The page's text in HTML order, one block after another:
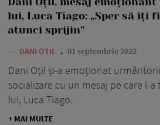
lui, Luca Tiago: „Sper să îți
atunci sprijin”
— DANI OTIL 01 septembrie 2022
Dani Oțil și-a emoționat
socializare cu un mesaj pe care l-
lui, Luca Tiago.
+ MAI MULTE